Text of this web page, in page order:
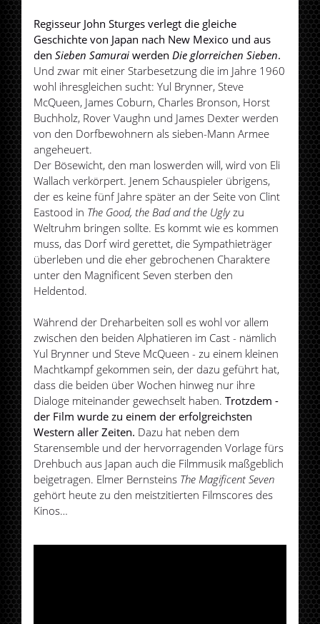
Regisseur John Sturges verlegt die gleiche
Geschichte von Japan nach New Mexico und aus
denSieben Samurai werden Die glorreichen Sieben.
Und zwar mit einer Starbesetzung die im Jahre 1960
wohl ihresgleichen sucht: Yul Brynner, Steve
McQueen, James Coburn, Charles Bronson, Horst
Buchholz, Rover Vaughn und James Dexter werden
von den Dorfbewohnern als sieben-Mann Armee
angeheuert.
Der Bösewicht, den man loswerden will, wird von Eli
Wallach verkörpert. Jenem Schauspieler übrigens,
der es keine fünf Jahre später an der Seite von Clint
Eastood in The Good, the Bad and the Uglyzu
Weltruhm bringen sollte. Es kommt wie es kommen
muss, das Dorf wird gerettet, die Sympathieträger
überleben und die eher gebrochenen Charaktere
unter den Magnificent Seven sterben den
Heldentod.
Während der Dreharbeiten soll es wohl vor allem
zwischen den beiden Alphatieren im Cast - nämlich
Yul Brynner und Steve McQueen - zu einem kleinen
Machtkampf gekommen sein, der dazu geführt hat,
dass die beiden über Wochen hinweg nur ihre
Dialoge miteinander gewechselt haben.Trotzdem -
der Film wurde zu einem der erfolgreichsten
Western aller Zeiten. Dazu hat neben dem
Starensemble und der hervorragenden Vorlage fürs
Drehbuch aus Japan auch die Filmmusik maßgeblich
beigetragen. Elmer Bernsteins The Magificent Seven
gehört heute zu den meistzitierten Filmscores des
Kinos…